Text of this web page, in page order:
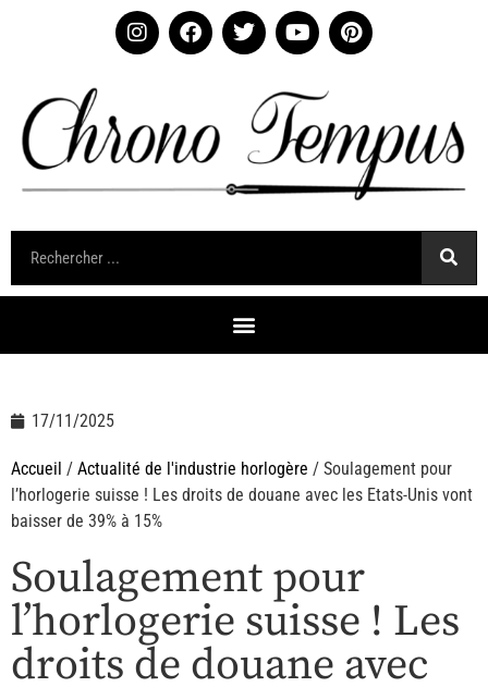
17/11/2025
Accueil / Actualité de l'industrie horlogère / Soulagement pour
l’horlogerie suisse ! Les droits de douane avec les Etats-Unis vont
baisser de 39% à 15%
Soulagement pour
l’horlogerie suisse ! Les
droits de douane avec